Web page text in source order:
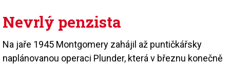
Nevrlý penzista
Na jaře 1945 Montgomery zahájil až puntičkářsky
naplánovanou operaci Plunder, která v březnu konečně